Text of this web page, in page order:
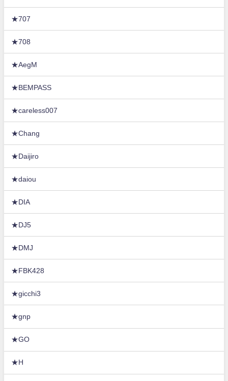
★707
★708
★AegM
★BEMPASS
★careless007
★Chang
★Daijiro
★daiou
★DIA
★DJ5
★DMJ
★FBK428
★gicchi3
★gnp
★GO
★H